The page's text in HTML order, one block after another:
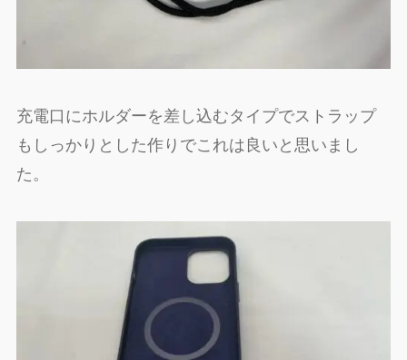
充電口にホルダーを差し込むタイプでストラップ
もしっかりとした作りでこれは良いと思いまし
た。